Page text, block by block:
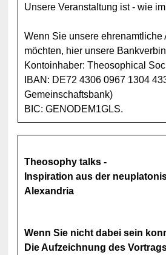
Unsere Veranstaltung ist - wie
Wenn Sie unsere ehrenamtliche
möchten, hier unsere
Kontoinhaber: Theosophical
IBAN: DE72 4306 0967 1304
Gemeinschaftsbank)
BIC: GENODEM1GLS.
Theosophy talks -
Inspiration aus der
Alexandria
Wenn Sie nicht dabei sein
Die Aufzeichnung des